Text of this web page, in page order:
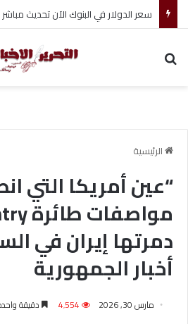
ضبط متهم بممارسة انتحال صفة ضابط
الرئيسية
“عين أمريكا التي
دمرتها إيران في
أخبار الجمهورية
مارس 30, 2026 4٬554 دقيقة